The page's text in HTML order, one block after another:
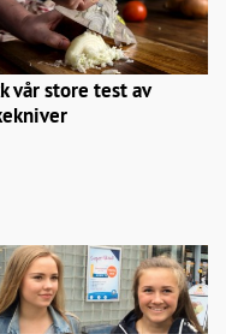
vår store test av